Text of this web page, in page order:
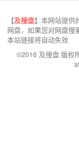
【及搜盘】本网站提供
网盘，如果您对网盘搜
本站链接将自动失效
©2016 及搜盘 版权